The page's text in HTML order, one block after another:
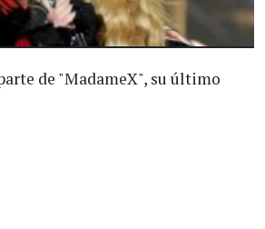
de "MadameX", su último